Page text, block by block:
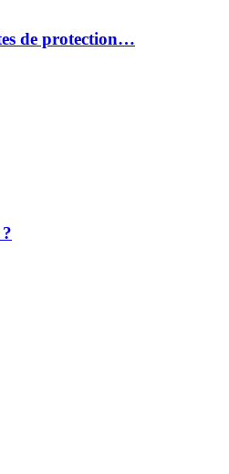
de protection…